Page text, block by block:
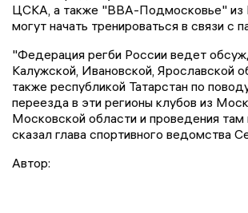
ЦСКА, а также "ВВА-Подмосковье" из
могут начать тренироваться в связи с
"Федерация регби России ведет
Калужской, Ивановской, Ярославской
также республикой Татарстан по
переезда в эти регионы клубов из
Московской области и проведения там
сказал глава спортивного ведомства
Автор: